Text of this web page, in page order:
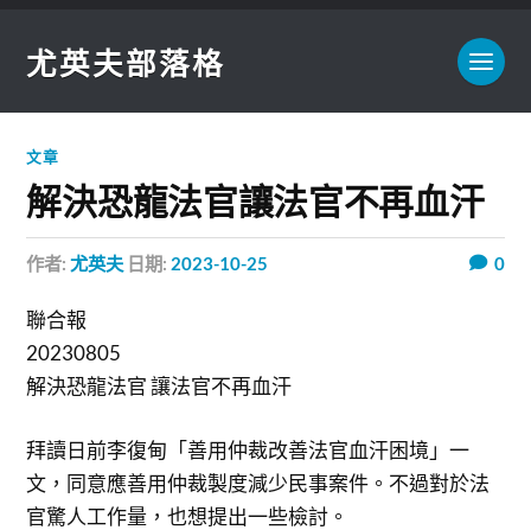
尤英夫部落格
文章
解決恐龍法官讓法官不再血汗
作者:尤英夫 日期: 2023-10-25 0
聯合報
20230805
解決恐龍法官 讓法官不再血汗
拜讀日前李復甸「善用仲裁改善法官血汗困境」一
文，同意應善用仲裁製度減少民事案件。不過對於法
官驚人工作量，也想提出一些檢討。